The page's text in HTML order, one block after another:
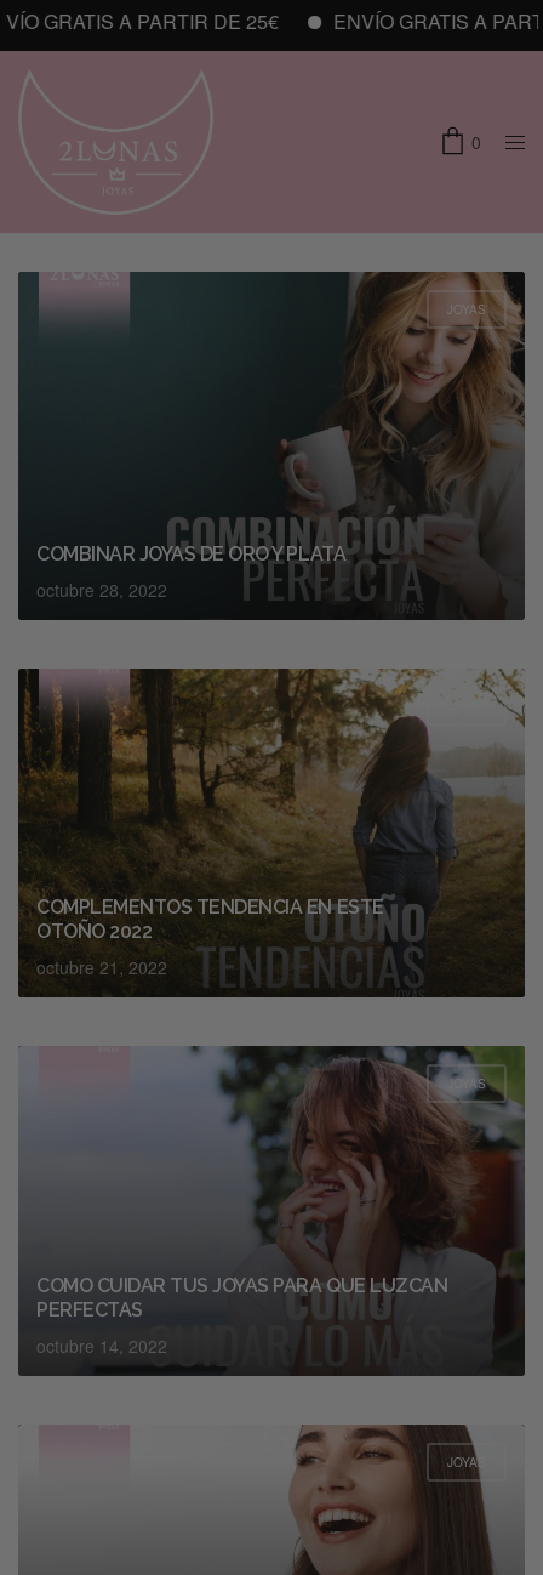
A PARTIR DE 25€ ENVÍO GRATIS A PARTIR DE
0
JOYAS
COMBINAR JOYAS DE ORO Y PLATA
octubre 28, 2022
COMPLEMENTOS TENDENCIA EN ESTE
OTOÑO 2022
octubre 21, 2022
JOYAS
COMO CUIDAR TUS JOYAS PARA QUE LUZCAN
PERFECTAS
octubre 14, 2022
JOYAS